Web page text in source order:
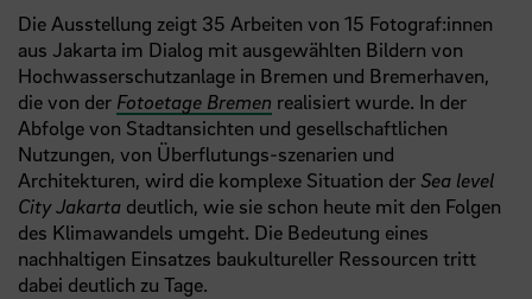
Die Ausstellung zeigt 35 Arbeiten von 15 Fotograf:innen
aus Jakarta im Dialog mit ausgewählten Bildern von
Hochwasserschutzanlage in Bremen und Bremerhaven,
die von der Fotoetage Bremen realisiert wurde. In der
Abfolge von Stadtansichten und gesellschaftlichen
Nutzungen, von Überflutungs-szenarien und
Architekturen, wird die komplexe Situation der Sea level
City Jakarta deutlich, wie sie schon heute mit den Folgen
des Klimawandels umgeht. Die Bedeutung eines
nachhaltigen Einsatzes baukultureller Ressourcen tritt
dabei deutlich zu Tage.